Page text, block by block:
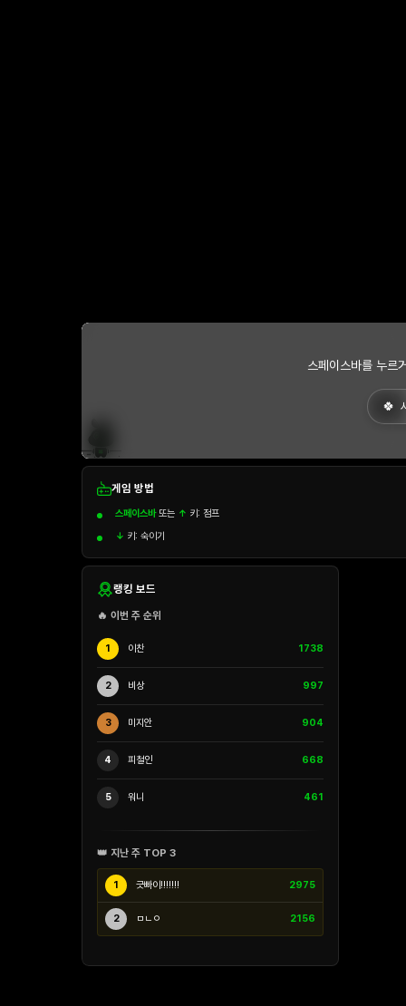
스페이스바를 누르
게임 방법
스페이스바또는 ↑ 키: 점프
↓ 키: 숙이기
랭킹 보드
🔥 이번 주 순위
1 이찬 1738
2 비상 997
3 미지안 904
4 피철인 668
5 워니 461
👑 지난 주 TOP 3
1 긋빠이!!!!!!! 2975
2 ㅁㄴㅇ 2156